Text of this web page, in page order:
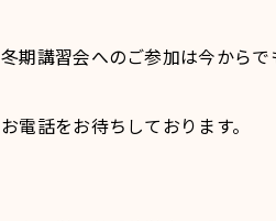
冬期講習会へのご参加は今から
お電話をお待ちしております。